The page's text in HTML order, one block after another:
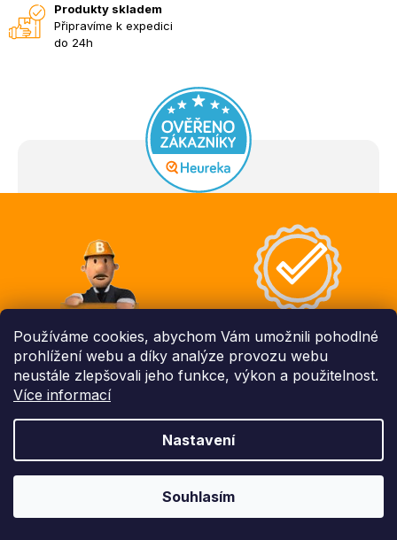
Používáme cookies, abychom Vám umožnili pohodlné
prohlížení webu a díky analýze provozu webu
neustále zlepšovali jeho funkce, výkon a použitelnost.
Více informací
Nastavení
Souhlasím
Produkty skladem
Připravíme k expedici
do 24h
Blog - rady a tipy
prodejci
Výdejní sklady po celé
Odborné poradenství